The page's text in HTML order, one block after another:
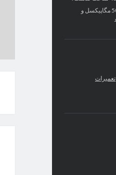
گوشی HMD Luma با دوربین 50 مگاپیکسل و
تعمیرات